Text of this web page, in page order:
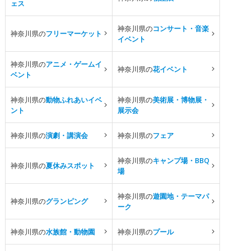
ェス
神奈川県のフリーマーケット
神奈川県のコンサート・音楽
イベント
神奈川県のアニメ・ゲームイ
ベント
神奈川県の花イベント
神奈川県の動物ふれあいイベ
ント
神奈川県の美術展・博物展・
展示会
神奈川県の演劇・講演会 神奈川県のフェア
神奈川県の夏休みスポット
神奈川県のキャンプ場・BBQ
場
神奈川県のグランピング
神奈川県の遊園地・テーマパ
ーク
神奈川県の水族館・動物園 神奈川県のプール